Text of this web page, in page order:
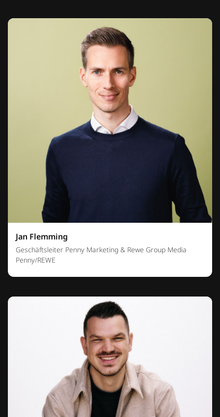
Jan Flemming
Geschäftsleiter Penny Marketing & Rewe Group Media
Penny/REWE